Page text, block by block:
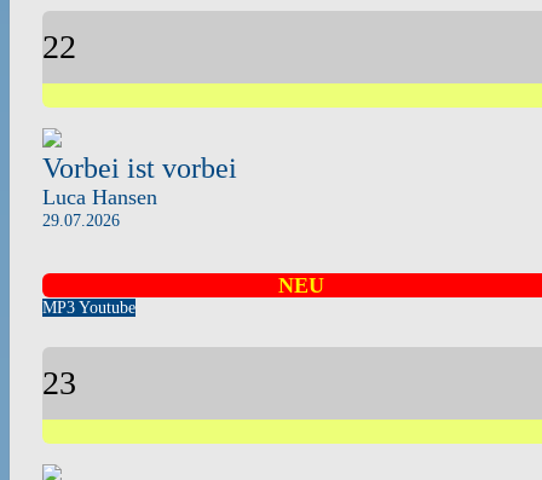
22
Vorbei ist vorbei
Luca Hansen
29.07.2026
NEU
MP3Youtube
23